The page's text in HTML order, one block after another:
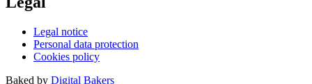
Legal notice
Personal data protection
Cookies policy
Baked by Digital Bakers